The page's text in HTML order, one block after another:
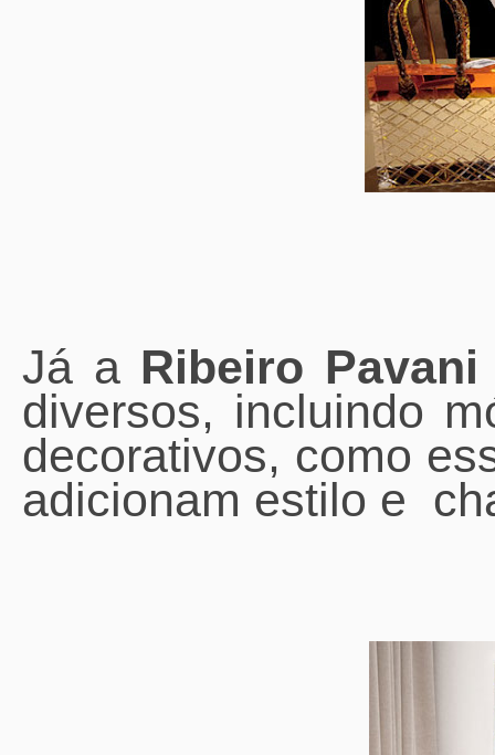
Já a Ribeiro Pavani
diversos, incluindo
decorativos, como
adicionam estilo e